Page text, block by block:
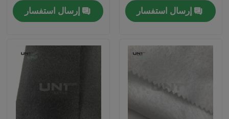
عنّا
إرسال استفسار
إرسال استفسار